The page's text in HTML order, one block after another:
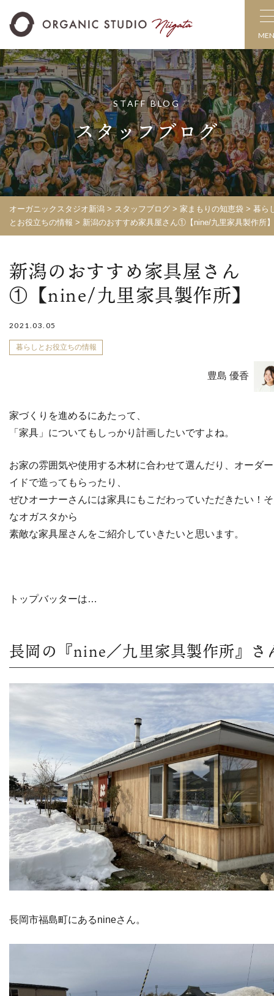
STAFF BLOG
スタッフブログ
オーガニックスタジオ新潟 > スタッフブログ > 家まもりの知恵袋 > 暮ら
とお役立ちの情報 > 新潟のおすすめ家具屋さん①【nine/九里家具製作所】
新潟のおすすめ家具屋さん
①【nine/九里家具製作所】
2021.03.05
暮らしとお役立ちの情報
豊島 優香
家づくりを進めるにあたって、
「家具」についてもしっかり計画したいですよね。
お家の雰囲気や使用する木材に合わせて選んだり、オーダ
イドで造ってもらったり、
ぜひオーナーさんには家具にもこだわっていただきたい！
なオガスタから
素敵な家具屋さんをご紹介していきたいと思います。
トップバッターは…
長岡の『nine／九里家具製作所』さ
長岡市福島町にあるnineさん。